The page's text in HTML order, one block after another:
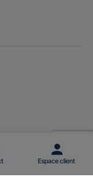
Espace client